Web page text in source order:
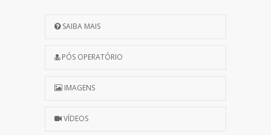
SAIBA MAIS
PÓS OPERATÓRIO
IMAGENS
VÍDEOS